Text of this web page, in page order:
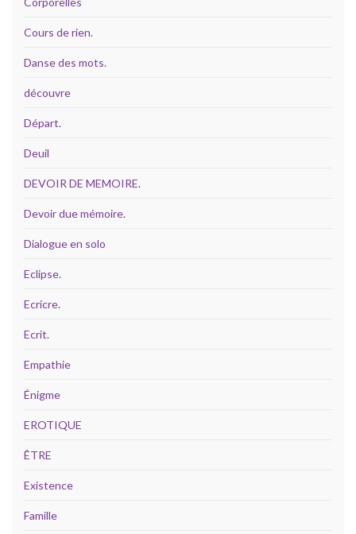
Cours de rien.
Danse des mots.
découvre
Départ.
Deuil
DEVOIR DE MEMOIRE.
Devoir due mémoire.
Dialogue en solo
Eclipse.
Ecricre.
Ecrit.
Empathie
Énigme
EROTIQUE
ÊTRE
Existence
Famille